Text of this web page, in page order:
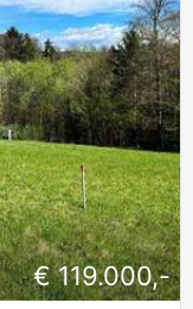
€ 119.000,-